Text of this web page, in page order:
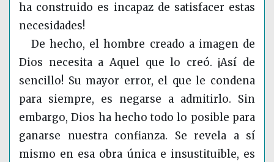
ha construido es incapaz de satisfacer estas
necesidades!
De hecho, el hombre creado a imagen de
Dios necesita a Aquel que lo creó. ¡Así de
sencillo! Su mayor error, el que le condena
para siempre, es negarse a admitirlo. Sin
embargo, Dios ha hecho todo lo posible para
ganarse nuestra confianza. Se revela a sí
mismo en esa obra única e insustituible, es